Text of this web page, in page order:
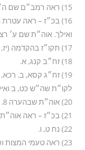
15) ראה רמב״ם שם ה״א-ב.
16) בכ״ז – ראה
ואילך. אוה״ת שם ע׳
17) תקו״ז בהקדמה (יז, א).
18) זח״ב קנג, א.
19) זח״ג קסא, ב.
לקו״ת שה״ש כט, ב
20) אוה״ת שבהערה 8.
21) בכ״ז – ראה אוה״ת שם ע׳ רפט. (כרך ב) ע׳ תקנב. שם ע׳ תקנז.
22) נח ט, ו.
23) ראה טעמי